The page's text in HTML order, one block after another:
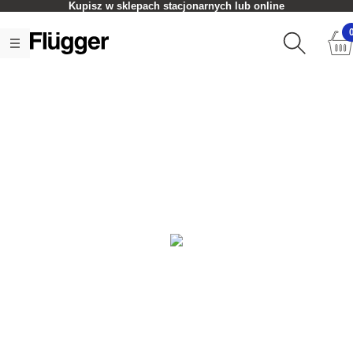
Kupisz w sklepach stacjonarnych lub online